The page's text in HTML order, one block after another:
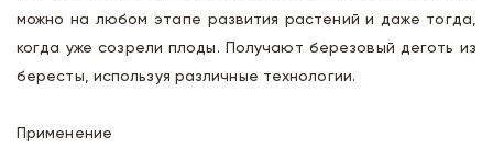
можно на любом этапе развития растений и даже тогда,
когда уже созрели плоды. Получают березовый деготь из
бересты, используя различные технологии.
Применение